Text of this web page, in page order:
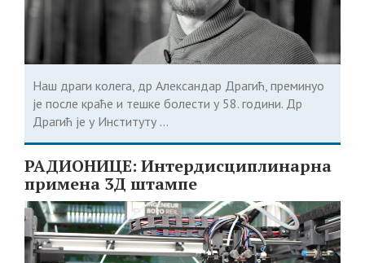
Наш драги колега, др Александар Драгић, преминуо
је после краће и тешке болести у 58. години. Др
Драгић је у Институту ...
РАДИОНИЦЕ: Интердисциплинарна
примена 3Д штампе